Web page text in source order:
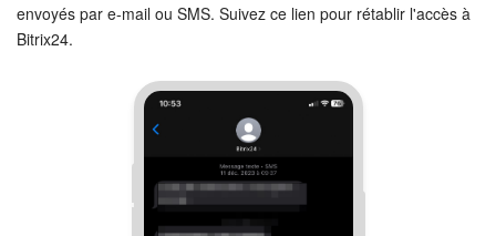
envoyés par e-mail ou SMS. Suivez ce lien pour rétablir l'accès à
Bitrix24.